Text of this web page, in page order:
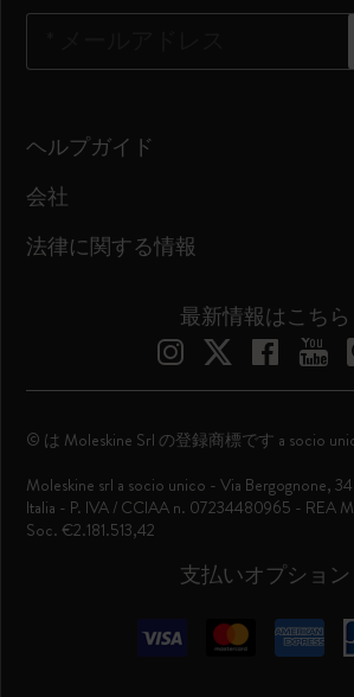
ヘルプガイド
会社
法律に関する情報
最新情報はこちら
支払いオプション
© は Moleskine Srl の登録商標です a socio
Moleskine srl a socio unico - Via Bergognone,
Italia - P. IVA / CCIAA n. 07234480965 - REA
Soc. €2.181.513,42